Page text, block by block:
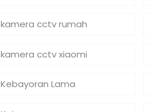
kamera cctv rumah
kamera cctv xiaomi
Kebayoran Lama